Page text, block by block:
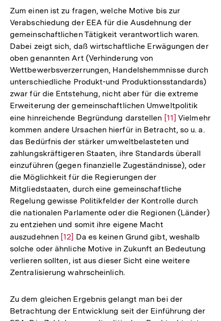
Zum einen ist zu fragen, welche Motive bis zur
Verabschiedung der EEA für die Ausdehnung der
gemeinschaftlichen Tätigkeit verantwortlich waren.
Dabei zeigt sich, daß wirtschaftliche Erwägungen der
oben genannten Art (Verhinderung von
Wettbewerbsverzerrungen, Handelshemmnisse durch
unterschiedliche Produkt-und Produktionsstandards)
zwar für die Entstehung, nicht aber für die extreme
Erweiterung der gemeinschaftlichen Umweltpolitik
eine hinreichende Begründung darstellen Zur
Auflösung
der
Fußnote
[11] Vielmehr
kommen andere Ursachen hierfür in Betracht, so u. a.
das Bedürfnis der stärker umweltbelasteten und
zahlungskräftigeren Staaten, ihre Standards überall
einzuführen (gegen finanzielle Zugeständnisse), oder
die Möglichkeit für die Regierungen der
Mitgliedstaaten, durch eine gemeinschaftliche
Regelung gewisse Politikfelder der Kontrolle durch
die nationalen Parlamente oder die Regionen (Länder)
zu entziehen und somit ihre eigene Macht
auszudehnen Zur
Auflösung
der
Fußnote
[12] Da es keinen Grund gibt, weshalb
solche oder ähnliche Motive in Zukunft an Bedeutung
verlieren sollten, ist aus dieser Sicht eine weitere
Zentralisierung wahrscheinlich.
Zu dem gleichen Ergebnis gelangt man bei der
Betrachtung der Entwicklung seit der Einführung der